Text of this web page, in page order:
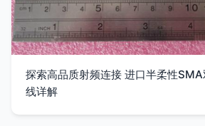
探索高品质射频连接 进口半柔性
线详解